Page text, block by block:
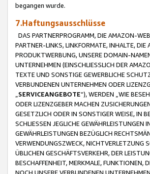
begangen wurde.
7.Haftungsausschlüsse
DAS PARTNERPROGRAMM, DIE AMAZON-
PARTNER-LINKS, LINKFORMATE, INHALTE,
PRODUKTWERBUNG, UNSERE DOMAIN-
UNTERNEHMEN (EINSCHLIESSLICH DER
TEXTE UND SONSTIGE GEWERBLICHE
VERBUNDENEN UNTERNEHMEN ODER
SERVICEANGEBOTE“), WERDEN „WIE
ODER LIZENZGEBER MACHEN
GESETZLICH ODER IN SONSTIGER WEISE, IN
SCHLIESSEN JEGLICHE GEWÄHRLEISTUNGEN
GEWÄHRLEISTUNGEN BEZÜGLICH
VERWENDUNGSZWECK, NICHTVERLETZUNG
ÜBLICHEN GESCHÄFTSVERKEHR, DER
BESCHAFFENHEIT, MERKMALE, FUNKTIONEN,